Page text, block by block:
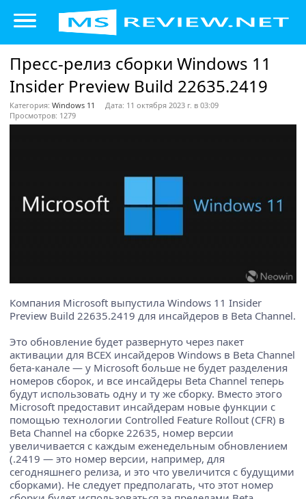
Пресс-релиз сборки Windows 11
Insider Preview Build 22635.2419
Категория: Windows 11
Дата: 11 октября 2023 г. в 03:09
Просмотров: 1279
Компания Microsoft выпустила Windows 11 Insider
Preview Build 22635.2419 для инсайдеров в Beta Channel.
Это обновление будет развернуто через пакет
активации для ВСЕХ инсайдеров Windows в Beta Channel
бета-канале — у Microsoft больше не будет разделения
номеров сборок, и все инсайдеры Beta Channel теперь
будут использовать одну и ту же сборку. Вместо этого
Microsoft предоставит инсайдерам новые функции с
помощью технологии Controlled Feature Rollout (CFR) в
Beta Channel на сборке 22635, номер версии
увеличивается с каждым еженедельным обновлением
(.2419 — это номер версии, например, для
сегодняшнего релиза, и это что увеличится с будущими
сборками). Не следует предполагать, что этот номер